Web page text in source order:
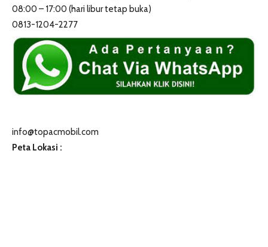
08:00 – 17:00 (hari libur tetap buka)
0813-1204-2277
info@topacmobil.com
Peta Lokasi :